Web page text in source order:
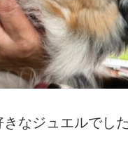
きなジュエルでし